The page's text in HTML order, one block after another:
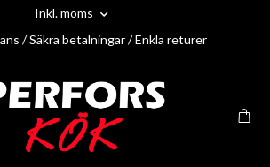
Inkl. moms
/ Säkra betalningar / Enkla returer